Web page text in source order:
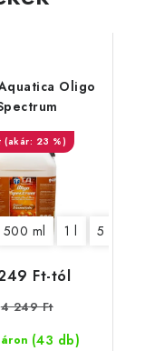
Oligo
(akár: 23 %)
500 ml 1 l 5 l
(43 db)
Ft-tól
4 249 Ft